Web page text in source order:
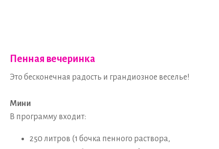
Пенная вечеринка
Это бесконечная радость и грандиозное веселье!
Мини
В программу входит:
250 литров (1 бочка пенного раствора,